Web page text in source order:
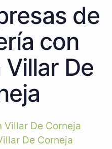
de
con
De
Villar De Corneja
De Corneja